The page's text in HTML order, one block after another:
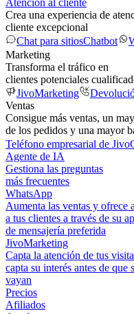
Atención al cliente
Crea una experiencia de
cliente excepcional
Chat para sitiosChatbot
Marketing
Transforma el tráfico en
clientes potenciales
JivoMarketing
Ventas
Consigue más ventas, un
de los pedidos y una mayor
Teléfono empresarial de
Agente de IA
Gestiona las preguntas
más frecuentes
WhatsApp
Aumenta las ventas y ofrece
a tus clientes a través de su
de mensajería preferida
JivoMarketing
Capta la atención de tus
capta su interés antes de que
vayan
Precios
Afiliados